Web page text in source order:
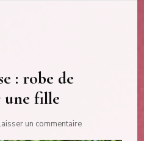
: robe de
une fille
un commentairesur